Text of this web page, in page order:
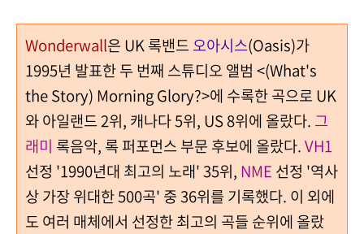
Wonderwall은 UK 록밴드오아시스(Oasis)가
1995년 발표한 두 번째 스튜디오 앨범 <(What's
the Story) Morning Glory?>에 수록한 곡으로 UK
와 아일랜드 2위, 캐나다 5위, US 8위에 올랐다. 그
래미 록음악, 록 퍼포먼스 부문 후보에 올랐다.VH1
선정 '1990년대 최고의 노래' 35위, NME 선정 '역사
상 가장 위대한 500곡' 중 36위를 기록했다. 이 외에
도 여러 매체에서 선정한 최고의 곡들 순위에 올랐